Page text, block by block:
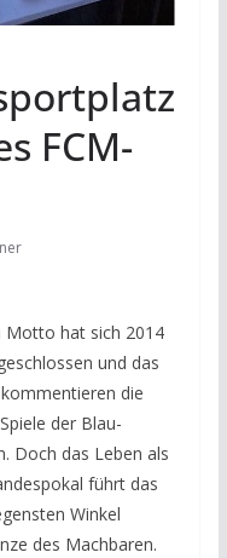
FCM-
Motto hat sich 2014
und das
die
der Blau-
Doch das Leben als
führt das
Winkel
des Machbaren.